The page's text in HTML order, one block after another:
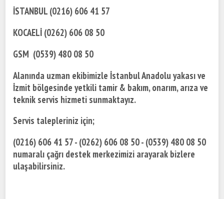
İSTANBUL (0216) 606 41 57
KOCAELİ (0262) 606 08 50
GSM (0539) 480 08 50
Alanında uzman ekibimizle İstanbul Anadolu yakası ve
İzmit bölgesinde yetkili tamir & bakım, onarım, arıza ve
teknik servis hizmeti sunmaktayız.
Servis talepleriniz için;
(0216) 606 41 57 - (0262) 606 08 50 - (0539) 480 08 50
numaralı çağrı destek merkezimizi arayarak bizlere
ulaşabilirsiniz.